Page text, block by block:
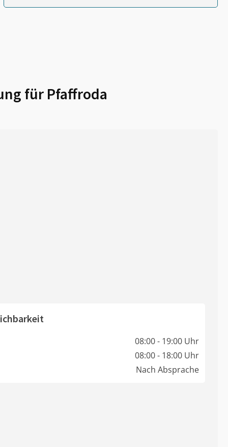
für Pfaffroda
08:00 - 19:00 Uhr
08:00 - 18:00 Uhr
Nach Absprache